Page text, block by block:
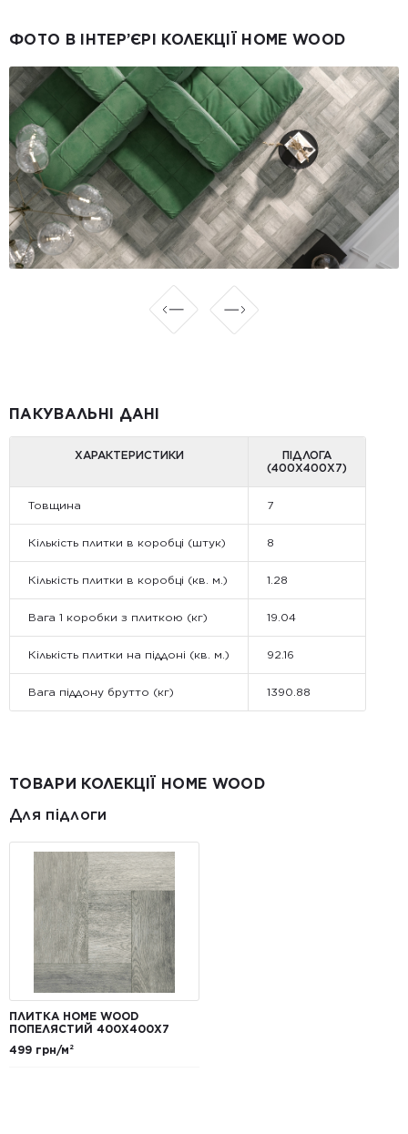
ФОТО В ІНТЕР’ЄРІ КОЛЕКЦІЇ HOME WOOD
ПАКУВАЛЬНІ ДАНІ
ХАРАКТЕРИСТИКИ
ПІДЛОГА
(400Х400Х7)
Товщина 7
Кількість плитки в коробці (штук) 8
Кількість плитки в коробці (кв. м.) 1.28
Вага 1 коробки з плиткою (кг) 19.04
Кількість плитки на піддоні (кв. м.) 92.16
Вага піддону брутто (кг) 1390.88
ТОВАРИ КОЛЕКЦІЇ HOME WOOD
Для підлоги
ПЛИТКА HOME WOOD
ПОПЕЛЯСТИЙ 400Х400Х7
499 грн/м²